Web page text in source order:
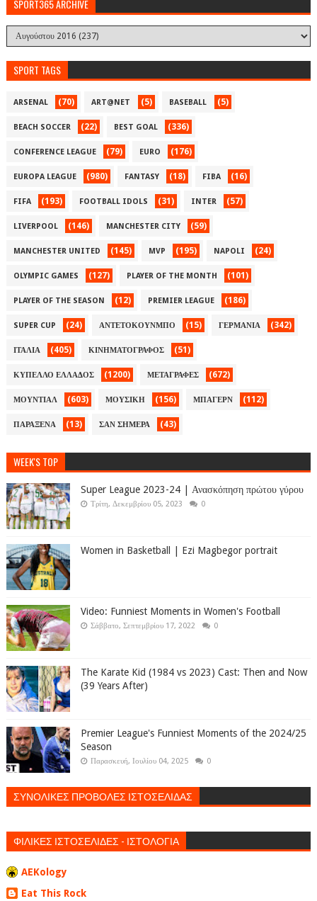
SPORT365 ARCHIVE
SPORT TAGS
ARSENAL (70) ART@NET (5) BASEBALL (5)
BEACH SOCCER (22) BEST GOAL (336)
CONFERENCE LEAGUE (79) EURO (176)
EUROPA LEAGUE (980) FANTASY (18) FIBA (16)
FIFA (193) FOOTBALL IDOLS (31) INTER (57)
LIVERPOOL (146) MANCHESTER CITY (59)
MANCHESTER UNITED (145) MVP (195) NAPOLI (24)
OLYMPIC GAMES (127) PLAYER OF THE MONTH (101)
PLAYER OF THE SEASON (12) PREMIER LEAGUE (186)
SUPER CUP (24) ΑΝΤΕΤΟΚΟΥΝΜΠΟ (15) ΓΕΡΜΑΝΙΑ (342)
ΙΤΑΛΙΑ (405) ΚΙΝΗΜΑΤΟΓΡΑΦΟΣ (51)
ΚΥΠΕΛΛΟ ΕΛΛΑΔΟΣ (1200) ΜΕΤΑΓΡΑΦΕΣ (672)
ΜΟΥΝΤΙΑΛ (603) ΜΟΥΣΙΚΗ (156) ΜΠΑΓΕΡΝ (112)
ΠΑΡΑΞΕΝΑ (13) ΣΑΝ ΣΗΜΕΡΑ (43)
WEEK'S TOP
Super League 2023-24 | Ανασκόπηση πρώτου γύρου
Τρίτη, Δεκεμβρίου 05, 2023 0
Women in Basketball | Ezi Magbegor portrait
Video: Funniest Moments in Women's Football
Σάββατο, Σεπτεμβρίου 17, 2022 0
The Karate Kid (1984 vs 2023) Cast: Then and Now
(39 Years After)
Premier League's Funniest Moments of the 2024/25
Season
Παρασκευή, Ιουλίου 04, 2025 0
ΣΥΝΟΛΙΚΕΣ ΠΡΟΒΟΛΕΣ ΙΣΤΟΣΕΛΙΔΑΣ
ΦΙΛΙΚΕΣ ΙΣΤΟΣΕΛΙΔΕΣ - ΙΣΤΟΛΟΓΙΑ
AEKology
Eat This Rock